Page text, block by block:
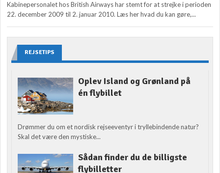
Kabinepersonalet hos British Airways har stemt for at strejke i perioden
22. december 2009 til 2. januar 2010. Læs her hvad du kan gøre,...
REJSETIPS
Oplev Island og Grønland på
én flybillet
Drømmer du om et nordisk rejseeventyr i tryllebindende natur?
Skal det være den mystiske...
Sådan finder du de billigste
flybilletter